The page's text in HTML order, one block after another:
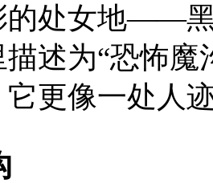
的处女地——
述为“恐怖魔
更像一处人